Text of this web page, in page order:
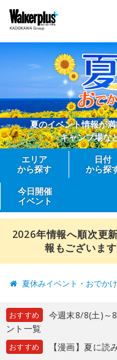
夏のイベント情報が
キャンプ場な
エリア
から探す
日付
から探
今日開催
イベント
2026年情報へ順次更
報もございま
夏休みイベント・おでか
おすすめ
今週末8/8(土)～
ント一覧
おすすめ 【漫画】夏に読